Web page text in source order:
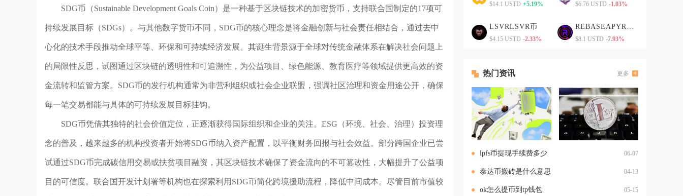
SDG币（Sustainable Development Goals Coin）是一种基于区块链技术的加密货币，支持联合国制定的17项可
持续发展目标（SDGs）。与其他数字货币不同，SDG币的核心理念是将金融创新与社会责任相结合，通过去中
心化的技术手段推动全球平等、环保和可持续经济发展。其诞生背景源于全球对传统金融体系在解决社会问题上
的局限性反思，试图通过区块链的透明性和可追溯性，为公益项目、绿色能源、教育医疗等领域提供更高效的资
金流转和监管方案。SDG币的发行机构通常为非营利组织或社会企业联盟，强调社区治理和资金用途公开，确保
每一笔交易都能与具体的可持续发展目标挂钩。
SDG币凭借其独特的社会价值定位，正逐渐获得国际组织和企业的关注。ESG（环境、社会、治理）投资理
念的普及，越来越多的机构投资者开始将SDG币纳入资产配置，以平衡财务回报与社会效益。部分跨国企业已尝
试通过SDG币完成碳信用交易或扶贫项目融资，其区块链技术确保了资金流向的不可篡改性，大幅提升了公益项
目的可信度。联合国开发计划署等机构也在探索利用SDG币简化跨境援助流程，降低中间成本。尽管目前市值较
$14.1 USTD +5.19% $6.76 USTD -1.03%
LSVRLSVR币
$4.15 USTD -2.33%
REBASEAPYREBASEAPY币
$8.1 USTD -7.93%
热门资讯 更多
lpfs币提现手续费多少 06-07
泰达币搬砖是什么意思 04-13
ok怎么提币到tp钱包 05-15